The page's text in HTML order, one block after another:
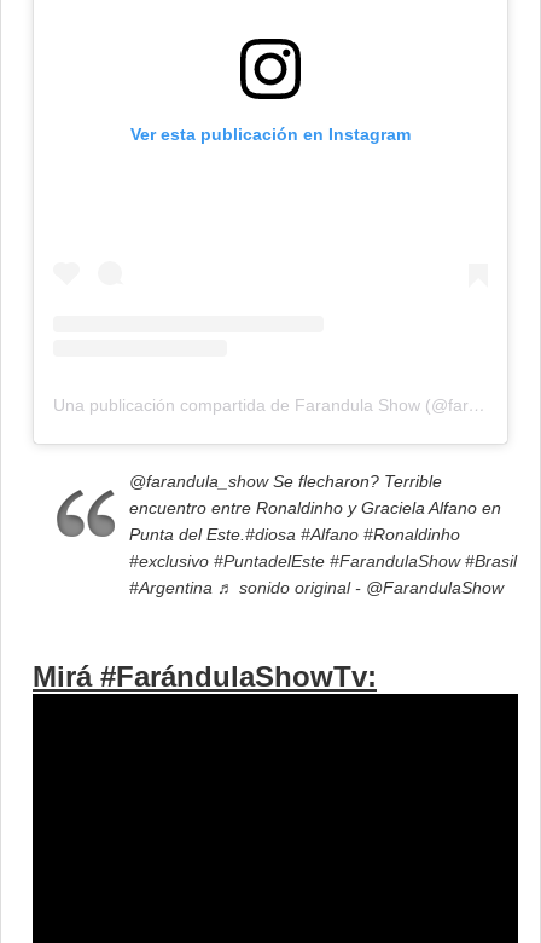
Ver esta publicación en Instagram
Una publicación compartida de Farandula Show (@farandulashowtv)
@farandula_showSe flecharon? Terrible
encuentro entre Ronaldinho y Graciela Alfano en
Punta del Este. #diosa #Alfano #Ronaldinho
#exclusivo #PuntadelEste #FarandulaShow #Brasil
#Argentina ♬ sonido original - @FarandulaShow
Mirá #FarándulaShowTv: